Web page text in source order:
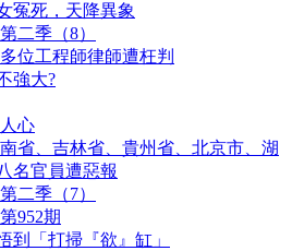
冤死，天降異象
二季（8）
位工程師律師遭枉判
強大?
心
省、吉林省、貴州省、北京市、湖
名官員遭惡報
二季（7）
952期
到「打掃『欲』缸」